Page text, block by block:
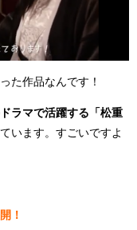
た作品なんです！
ラマで活躍する「松重
ています。すごいですよ
！